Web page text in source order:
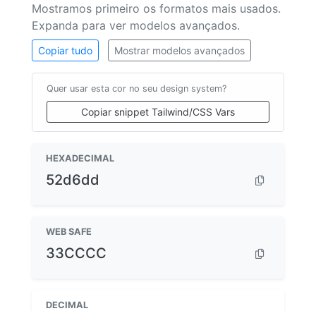
Mostramos primeiro os formatos mais usados.
Expanda para ver modelos avançados.
Copiar tudo Mostrar modelos avançados
Quer usar esta cor no seu design system?
Copiar snippet Tailwind/CSS Vars
HEXADECIMAL
52d6dd
WEB SAFE
33CCCC
DECIMAL